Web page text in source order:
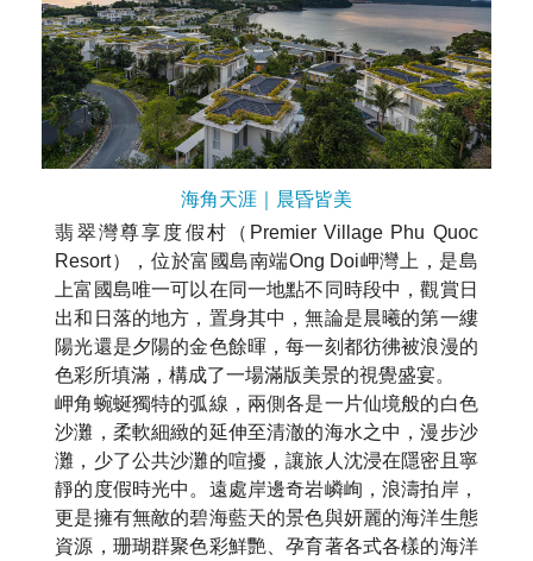
海角天涯｜晨昏皆美
翡翠灣尊享度假村（Premier Village Phu Quoc
Resort），位於富國島南端Ong Doi岬灣上，是島
上富國島唯一可以在同一地點不同時段中，觀賞日
出和日落的地方，置身其中，無論是晨曦的第一縷
陽光還是夕陽的金色餘暉，每一刻都彷彿被浪漫的
色彩所填滿，構成了一場滿版美景的視覺盛宴。
岬角蜿蜒獨特的弧線，兩側各是一片仙境般的白色
沙灘，柔軟細緻的延伸至清澈的海水之中，漫步沙
灘，少了公共沙灘的喧擾，讓旅人沈浸在隱密且寧
靜的度假時光中。遠處岸邊奇岩嶙峋，浪濤拍岸，
更是擁有無敵的碧海藍天的景色與妍麗的海洋生態
資源，珊瑚群聚色彩鮮艷、孕育著各式各樣的海洋